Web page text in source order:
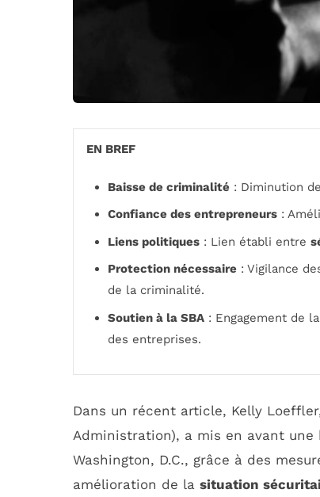
EN BREF
Baisse de criminalité : Diminution de
Confiance des entrepreneurs :
Liens politiques : Lien établi entre
Protection nécessaire : Vigilance
de la criminalité.
Soutien à la SBA : Engagement de la
des entreprises.
Dans un récent article, Kelly
Administration), a mis en avant une
Washington, D.C., grâce à des
amélioration de la situation